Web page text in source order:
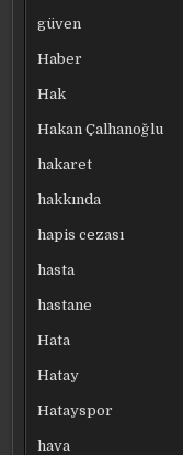
güven
Haber
Hak
Hakan Çalhanoğlu
hakaret
hakkında
hapis cezası
hasta
hastane
Hata
Hatay
Hatayspor
hava